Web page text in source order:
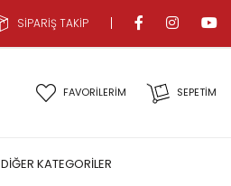
SİPARİŞ TAKİP
SEPETIM
FAVORİLERİM
DIĞER KATEGORILER